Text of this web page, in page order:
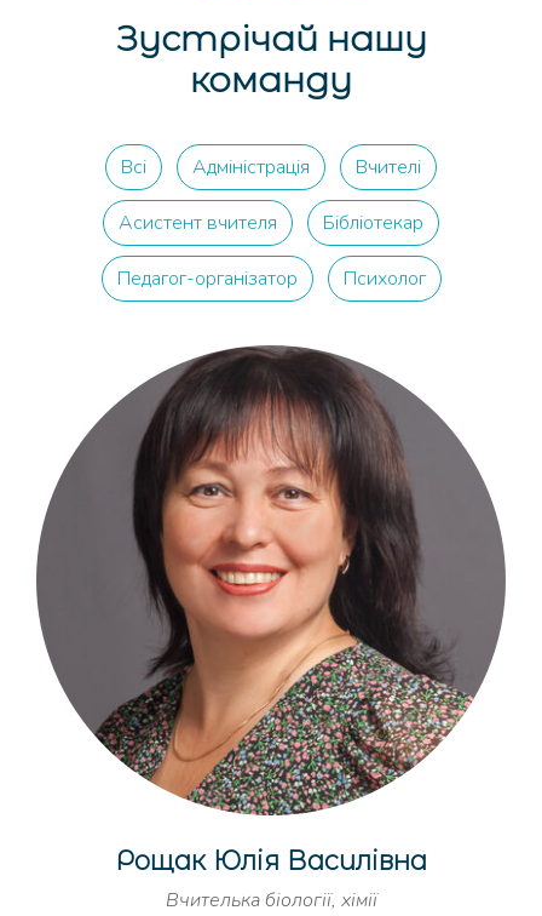
Зустрічай нашу
команду
Всі Адміністрація Вчителі
Асистент вчителя Бібліотекар
Педагог-організатор Психолог
Рощак Юлія Василівна
Вчителька біології, хімії